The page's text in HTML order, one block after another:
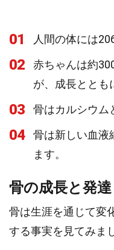
01 人間の体には
02
赤ちゃんは約
が、成長ととも
03 骨はカルシウム
04
骨は新しい血液
ます。
骨の成長と発達
骨は生涯を通じて変
する事実を見てみま